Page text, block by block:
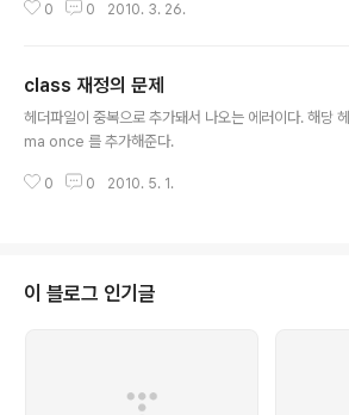
D로 변경해준다.
0 0 2010. 3. 26.
class 재정의 문제
헤더파일이 중복으로 추가돼서 나오는 에러이다. 해당
ma once 를 추가해준다.
0 0 2010. 5. 1.
이 블로그 인기글